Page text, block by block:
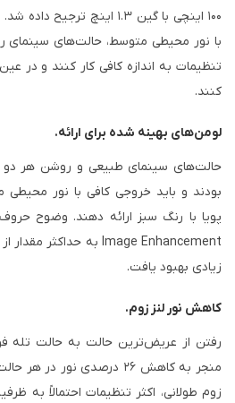
۱۰۰ اینچی با گین ۱.۳ اینچ
با نور محیطی متوسط، حالت‌های سینمای
تنظیمات به اندازه کافی کار کنند و در
کنند.
لومن‌های بهینه شده برای ارائه.
حالت‌های سینمای طبیعی و روشن هر دو
بودند و باید خروجی کافی با نور
پویا با رنگ سبز ارائه دهند. وضوح
زیادی بهبود یافت.
کاهش نور لنز زوم.
منجر به کاهش ۲۶ درصدی نور
زوم طولانی، اکثر تنظیمات احتمالاً به